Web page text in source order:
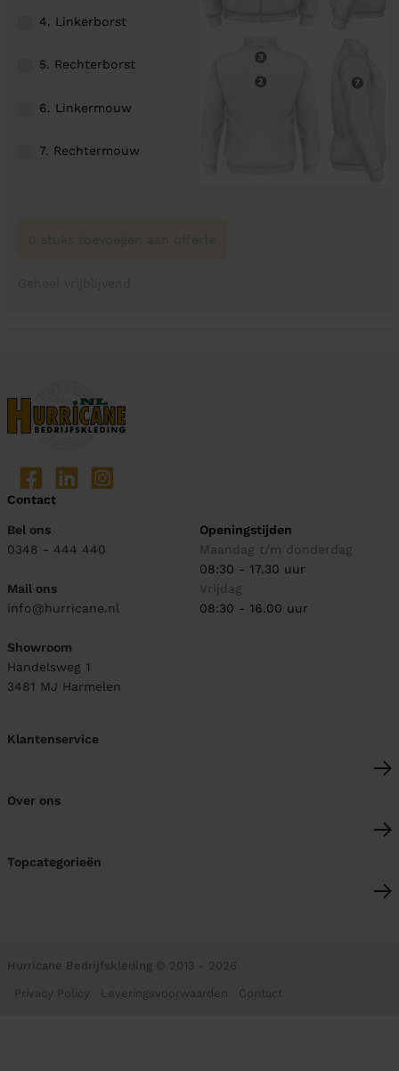
4. Linkerborst
5. Rechterborst
6. Linkermouw
7. Rechtermouw
Contact
Bel ons
0348 - 444 440
Mail ons
info@hurricane.nl
Showroom
Handelsweg 1
3481 MJ Harmelen
Openingstijden
Maandag t/m donderdag
08:30 - 17.30 uur
Vrijdag
08:30 - 16.00 uur
Klantenservice
Over ons
Topcategorieën
Hurricane Bedrijfskleding © 2013 - 2026
Privacy Policy Leveringsvoorwaarden Contact